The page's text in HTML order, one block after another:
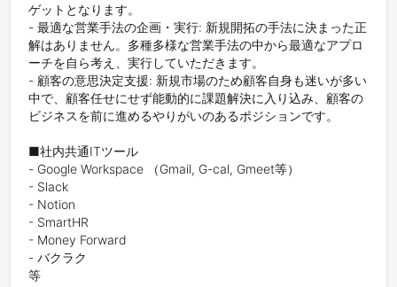
ゲットとなります。
- 最適な営業手法の企画・実行: 新規開拓の手法に決まった正
解はありません。多種多様な営業手法の中から最適なアプロ
ーチを自ら考え、実行していただきます。
- 顧客の意思決定支援: 新規市場のため顧客自身も迷いが多い
中で、顧客任せにせず能動的に課題解決に入り込み、顧客の
ビジネスを前に進めるやりがいのあるポジションです。
■社内共通ITツール
- Google Workspace （Gmail, G-cal, Gmeet等）
- Slack
- Notion
- SmartHR
- Money Forward
- バクラク
等